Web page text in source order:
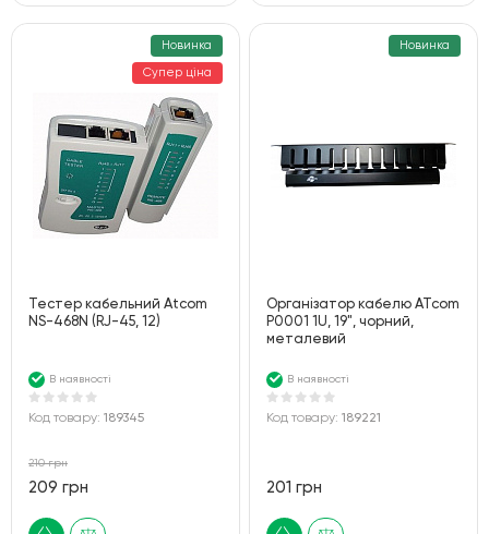
Новинка
Супер ціна
Тестер кабельний Atcom
NS-468N (RJ-45, 12)
В наявності
Код товару: 189345
210 грн
209 грн
Новинка
Організатор кабелю ATcom
P0001 1U, 19", чорний,
металевий
В наявності
Код товару:189221
201 грн